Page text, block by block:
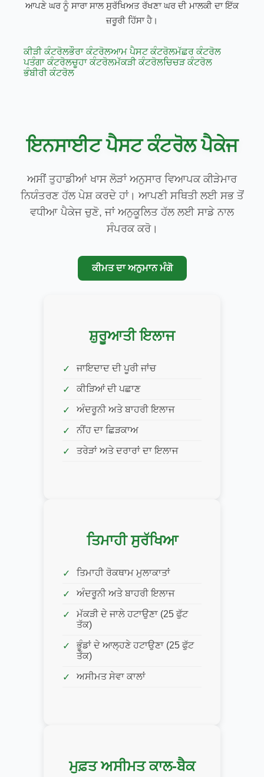
ਆਪਣੇ ਘਰ ਨੂੰ ਸਾਰਾ ਸਾਲ ਸੁਰੱਖਿਅਤ ਰੱਖਣਾ ਘਰ ਦੀ ਮਾਲਕੀ ਦਾ ਇੱਕ
ਜ਼ਰੂਰੀ ਹਿੱਸਾ ਹੈ।
ਕੀੜੀ ਕੰਟਰੋਲਭੌਰਾ ਕੰਟਰੋਲਆਮ ਪੈਸਟ ਕੰਟਰੋਲਮੱਛਰ ਕੰਟਰੋਲ
ਪਤੰਗਾ ਕੰਟਰੋਲਚੂਹਾ ਕੰਟਰੋਲਮੱਕੜੀ ਕੰਟਰੋਲਚਿਚੜ ਕੰਟਰੋਲ
ਭੰਬੀਰੀ ਕੰਟਰੋਲ
ਇਨਸਾਈਟ ਪੈਸਟ ਕੰਟਰੋਲ ਪੈਕੇਜ
ਅਸੀਂ ਤੁਹਾਡੀਆਂ ਖਾਸ ਲੋੜਾਂ ਅਨੁਸਾਰ ਵਿਆਪਕ ਕੀੜੇਮਾਰ
ਨਿਯੰਤਰਣ ਹੱਲ ਪੇਸ਼ ਕਰਦੇ ਹਾਂ। ਆਪਣੀ ਸਥਿਤੀ ਲਈ ਸਭ ਤੋਂ
ਵਧੀਆ ਪੈਕੇਜ ਚੁਣੋ, ਜਾਂ ਅਨੁਕੂਲਿਤ ਹੱਲ ਲਈ ਸਾਡੇ ਨਾਲ
ਸੰਪਰਕ ਕਰੋ।
ਕੀਮਤ ਦਾ ਅਨੁਮਾਨ ਮੰਗੋ
ਸ਼ੁਰੂਆਤੀ ਇਲਾਜ
ਜਾਇਦਾਦ ਦੀ ਪੂਰੀ ਜਾਂਚ
ਕੀੜਿਆਂ ਦੀ ਪਛਾਣ
ਅੰਦਰੂਨੀ ਅਤੇ ਬਾਹਰੀ ਇਲਾਜ
ਨੀਂਹ ਦਾ ਛਿੜਕਾਅ
ਤਰੇੜਾਂ ਅਤੇ ਦਰਾਰਾਂ ਦਾ ਇਲਾਜ
ਤਿਮਾਹੀ ਸੁਰੱਖਿਆ
ਤਿਮਾਹੀ ਰੋਕਥਾਮ ਮੁਲਾਕਾਤਾਂ
ਅੰਦਰੂਨੀ ਅਤੇ ਬਾਹਰੀ ਇਲਾਜ
ਮੱਕੜੀ ਦੇ ਜਾਲੇ ਹਟਾਉਣਾ (25 ਫੁੱਟ
ਤੱਕ)
ਭੂੰਡਾਂ ਦੇ ਆਲ੍ਹਣੇ ਹਟਾਉਣਾ (25 ਫੁੱਟ
ਤੱਕ)
ਅਸੀਮਤ ਸੇਵਾ ਕਾਲਾਂ
ਮੁਫ਼ਤ ਅਸੀਮਤ ਕਾਲ-ਬੈਕ